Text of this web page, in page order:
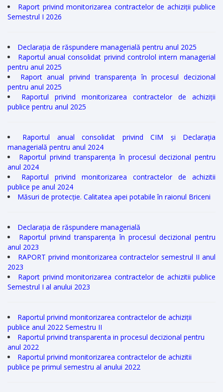
Raport privind monitorizarea contractelor de achiziții publice
Semestrul I 2026
Declarația de răspundere managerială pentru anul 2025
Raportul anual consolidat privind controlol intern managerial
pentru anul 2025
Raport anual privind transparența în procesul decizional
pentru anul 2025
Raportul privind monitorizarea contractelor de achiziții
publice pentru anul 2025
Raportul anual consolidat privind CIM și Declarația
managerială pentru anul 2024
Raportul privind transparența în procesul decizional pentru
anul 2024
Raportul privind monitorizarea contractelor de achizitii
publice pe anul 2024
Măsuri de protecție. Calitatea apei potabile în raionul Briceni
Declarația de răspundere managerială
Raportul privind transparența în procesul decizional pentru
anul 2023
RAPORT privind monitorizarea contractelor semestrul II anul
2023
Raport privind monitorizarea contractelor de achizitii publice
Semestrul I al anului 2023
Raportul privind monitorizarea contractelor de achiziții
publice anul 2022 Semestru II
Raportul privind transparenta in procesul decizional pentru
anul 2022
Raportul privind monitorizarea contractelor de achizitii
publice pe primul semestru al anului 2022